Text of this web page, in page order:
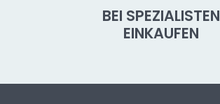
BEI SPEZIALISTEN
EINKAUFEN